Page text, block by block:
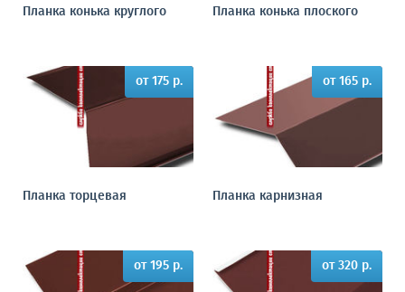
Планка конька круглого Планка конька плоского
от 175 р.
Планка торцевая
от 165 р.
Планка карнизная
от 195 р. от 320 р.